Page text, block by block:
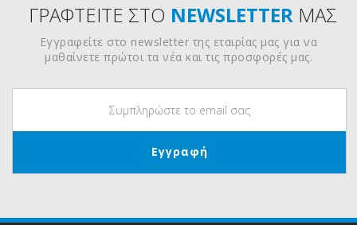
ΓΡΑΦΤΕΙΤΕ ΣΤΟ NEWSLETTERΜΑΣ
Εγγραφείτε στο newsletter της εταιρίας μας για να
μαθαίνετε πρώτοι τα νέα και τις προσφορές μας.